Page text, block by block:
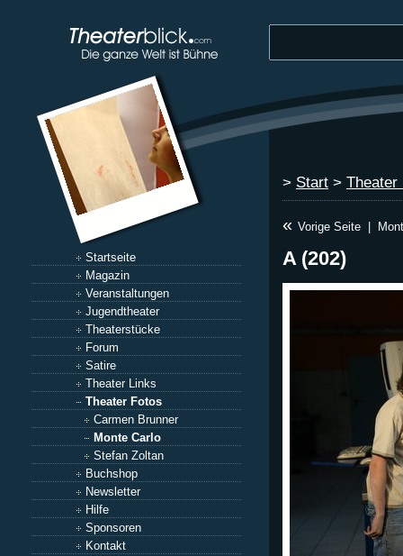
Startseite
Magazin
Veranstaltungen
Jugendtheater
Theaterstücke
Forum
Satire
Theater Links
Theater Fotos
Carmen Brunner
Monte Carlo
Stefan Zoltan
Buchshop
Newsletter
Hilfe
Sponsoren
Kontakt
> Start > Theater
« Vorige Seite
A (202)